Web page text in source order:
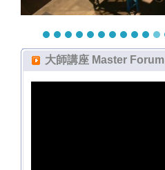
大師講座 Master Forum